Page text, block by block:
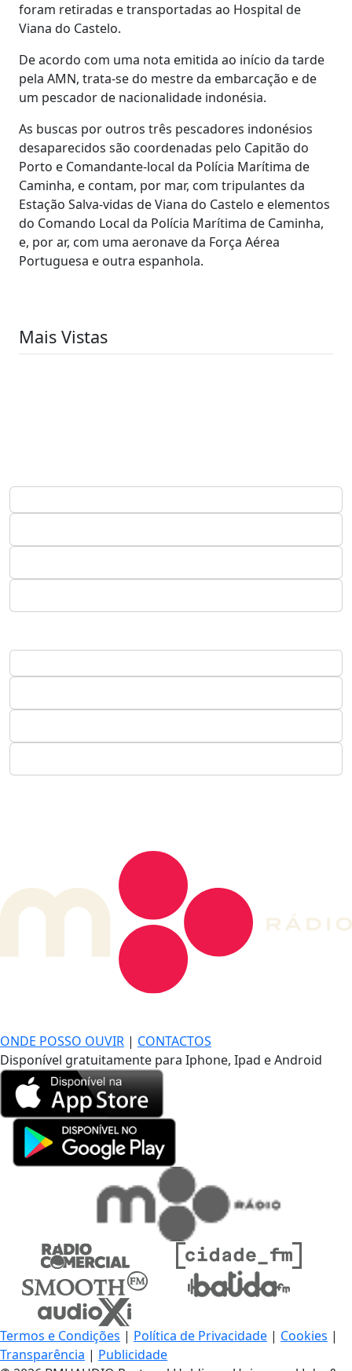
foram retiradas e transportadas ao Hospital de
Viana do Castelo.
De acordo com uma nota emitida ao início da tarde
pela AMN, trata-se do mestre da embarcação e de
um pescador de nacionalidade indonésia.
As buscas por outros três pescadores indonésios
desaparecidos são coordenadas pelo Capitão do
Porto e Comandante-local da Polícia Marítima de
Caminha, e contam, por mar, com tripulantes da
Estação Salva-vidas de Viana do Castelo e elementos
do Comando Local da Polícia Marítima de Caminha,
e, por ar, com uma aeronave da Força Aérea
Portuguesa e outra espanhola.
Mais Vistas
ONDE POSSO OUVIR | CONTACTOS
Disponível gratuitamente para Iphone, Ipad e Android
Termos e Condições | Política de Privacidade | Cookies |
Transparência | Publicidade